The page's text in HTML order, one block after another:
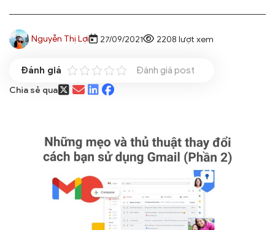
Nguyễn Thị Lợi 27/09/2021 2208 lượt xem
Đánh giá post
Chia sẻ qua